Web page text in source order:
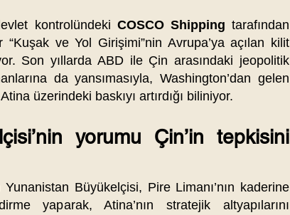
kontrolündeki COSCO Shipping tarafından
“Kuşak ve Yol Girişimi”nin Avrupa’ya açılan kilit
Son yıllarda ABD ile Çin arasındaki jeopolitik
da yansımasıyla, Washington’dan gelen
üzerindeki baskıyı artırdığı biliniyor.
yorumu Çin’in tepkisini
Büyükelçisi, Pire Limanı’nın kaderine
yaparak, Atina’nın stratejik altyapılarını